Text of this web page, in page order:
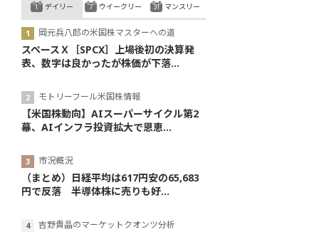
デイリー
岡元兵八郎の米国株マスターへの道
スペースＸ［SPCX］上場後初の決算発
表、数字は良かったが株価が下落...
モトリーフール米国株情報
【米国株動向】AIスーパーサイクル第2
幕、AIインフラ投資拡大で恩恵...
市況概況
（まとめ）日経平均は617円安の65,683
円で反落 半導体株に売りも好...
吉野貴晶のマーケットクオンツ分析
ウイークリー マンスリー